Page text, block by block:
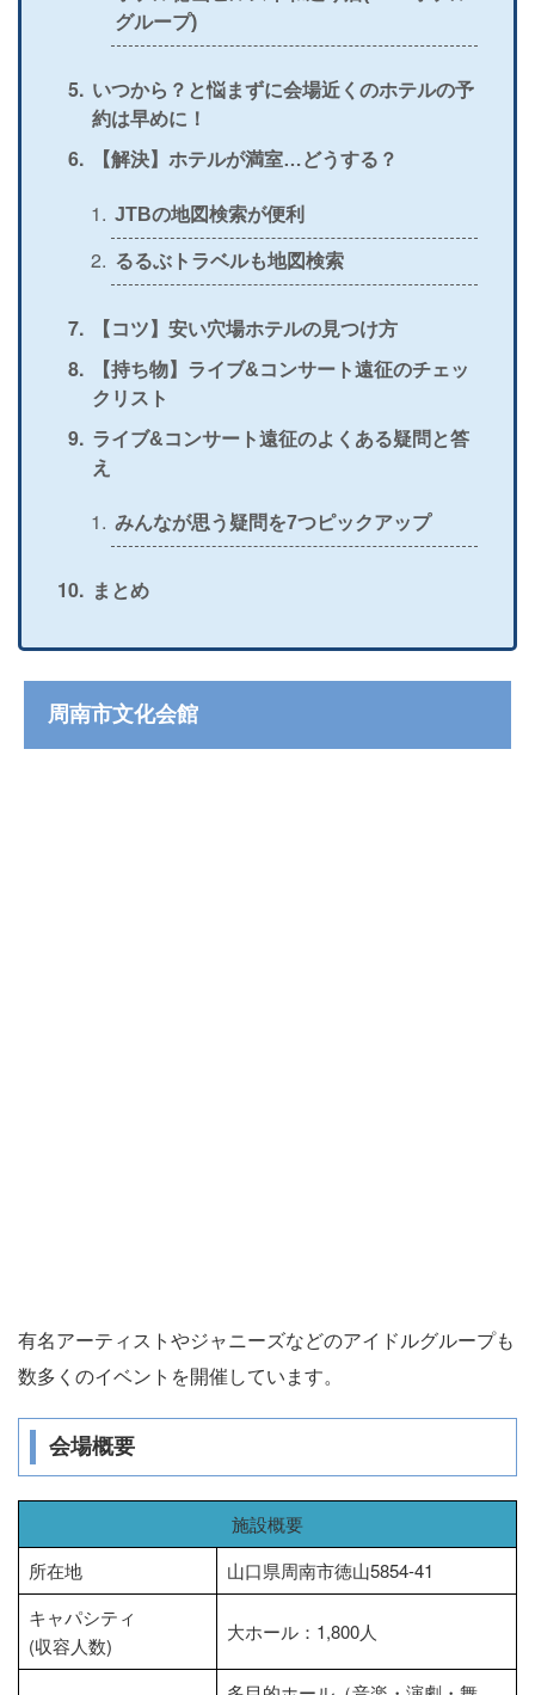
グループ)
いつから？と悩まずに会場近くのホテルの予
約は早めに！
【解決】ホテルが満室…どうする？
JTBの地図検索が便利
るるぶトラベルも地図検索
【コツ】安い穴場ホテルの見つけ方
【持ち物】ライブ&コンサート遠征のチェッ
クリスト
ライブ&コンサート遠征のよくある疑問と答
え
みんなが思う疑問を7つピックアップ
まとめ
周南市文化会館
有名アーティストやジャニーズなどのアイドルグループも
数多くのイベントを開催しています。
会場概要
施設概要
所在地
山口県周南市徳山5854-41
キャパシティ
(収容人数)
大ホール：1,800人